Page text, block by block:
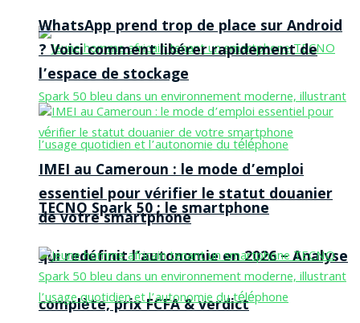
TECNO Spark 50 : le smartphone
qui redéfinit l’autonomie en 2026 – Analyse
complète, prix FCFA & verdict
WhatsApp prend trop de place sur Android
? Voici comment libérer rapidement de
l’espace de stockage
IMEI au Cameroun : le mode d’emploi
essentiel pour vérifier le statut douanier
de votre smartphone